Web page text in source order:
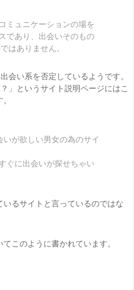
ミュニケーションの場を
であり、出会いそのもの
はありません。
会い系を否定しているようです。
」というサイト説明ページにはこ
いが欲しい男女の為のサイ
ぐに出会いが探せちゃい
いるサイトと言っているのではな
このように書かれています。